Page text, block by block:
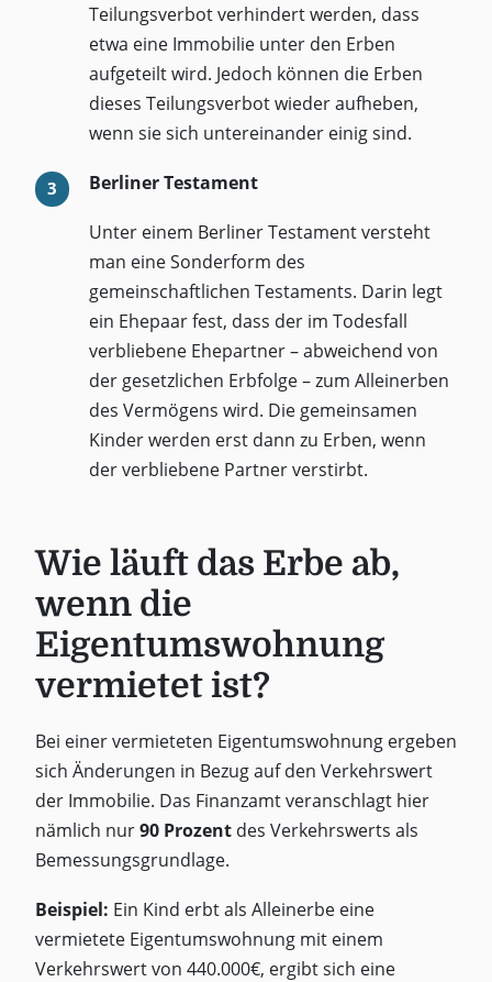
Teilungsverbot verhindert werden, dass
etwa eine Immobilie unter den Erben
aufgeteilt wird. Jedoch können die Erben
dieses Teilungsverbot wieder aufheben,
wenn sie sich untereinander einig sind.
Berliner Testament
Unter einem Berliner Testament versteht
man eine Sonderform des
gemeinschaftlichen Testaments. Darin legt
ein Ehepaar fest, dass der im Todesfall
verbliebene Ehepartner – abweichend von
der gesetzlichen Erbfolge – zum Alleinerben
des Vermögens wird. Die gemeinsamen
Kinder werden erst dann zu Erben, wenn
der verbliebene Partner verstirbt.
Wie läuft das Erbe ab,
wenn die
Eigentumswohnung
vermietet ist?
Bei einer vermieteten Eigentumswohnung ergeben
sich Änderungen in Bezug auf den Verkehrswert
der Immobilie. Das Finanzamt veranschlagt hier
nämlich nur90 Prozentdes Verkehrswerts als
Bemessungsgrundlage.
Beispiel: Ein Kind erbt als Alleinerbe eine
vermietete Eigentumswohnung mit einem
Verkehrswert von 440.000€, ergibt sich eine